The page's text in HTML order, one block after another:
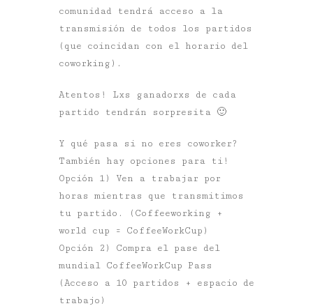
comunidad tendrá acceso a la
transmisión de todos los partidos
(que coincidan con el horario del
coworking).
Atentos! Lxs ganadorxs de cada
partido tendrán sorpresita 🙂
Y qué pasa si no eres coworker?
También hay opciones para ti!
Opción 1) Ven a trabajar por
horas mientras que transmitimos
tu partido. (Coffeeworking +
world cup = CoffeeWorkCup)
Opción 2) Compra el pase del
mundial CoffeeWorkCup Pass
(Acceso a 10 partidos + espacio de
trabajo)